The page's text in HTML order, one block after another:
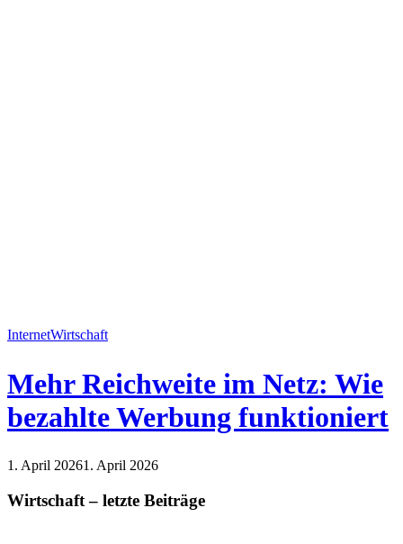
InternetWirtschaft
Mehr Reichweite im Netz: Wie
bezahlte Werbung funktioniert
1. April 20261. April 2026
Wirtschaft – letzte Beiträge